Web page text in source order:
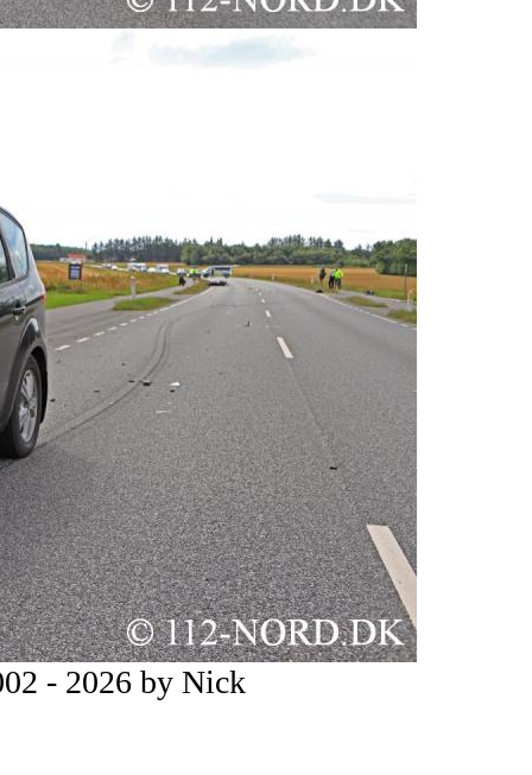
- 2026 by Nick